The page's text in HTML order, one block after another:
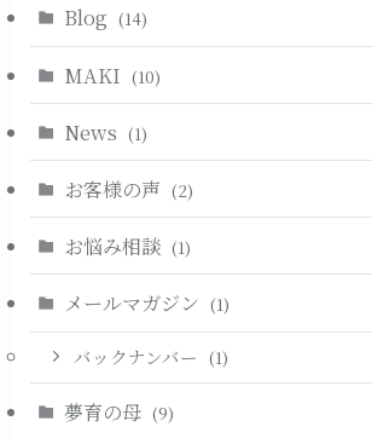
Blog (14)
MAKI (10)
News (1)
お客様の声 (2)
お悩み相談 (1)
メールマガジン (1)
バックナンバー (1)
夢育の母 (9)